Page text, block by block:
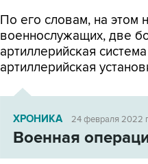
По его словам, на этом
военнослужащих, две
артиллерийская
артиллерийская
ХРОНИКА 24 февраля 2022
Военная